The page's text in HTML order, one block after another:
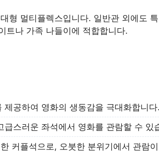
형 멀티플렉스입니다. 일반관 외에도
트나 가족 나들이에 적합합니다.
제공하여 영화의 생동감을 극대화합니다.
급스러운 좌석에서 영화를 관람할 수 있
커플석으로, 오붓한 분위기에서 관람